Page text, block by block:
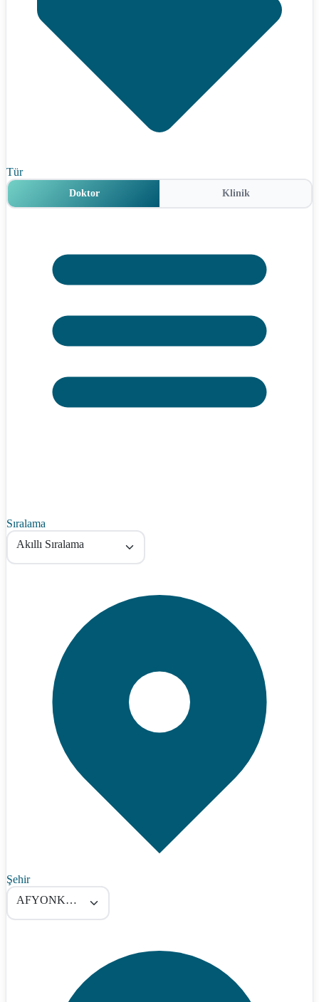
Tür
Doktor Klinik
Sıralama
Akıllı Sıralama
Şehir
AFYONKARAHİSAR